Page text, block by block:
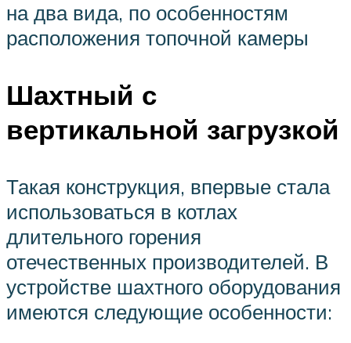
на два вида, по особенностям
расположения топочной камеры
Шахтный с
вертикальной загрузкой
Такая конструкция, впервые стала
использоваться в котлах
длительного горения
отечественных производителей. В
устройстве шахтного оборудования
имеются следующие особенности: